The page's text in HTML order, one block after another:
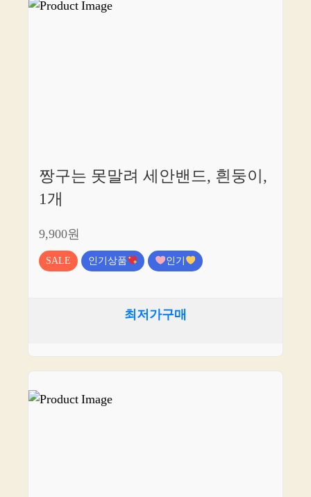
짱구는 못말려 세안밴드, 흰둥이,
1개
9,900원
SALE 인기상품 인기
최저가구매